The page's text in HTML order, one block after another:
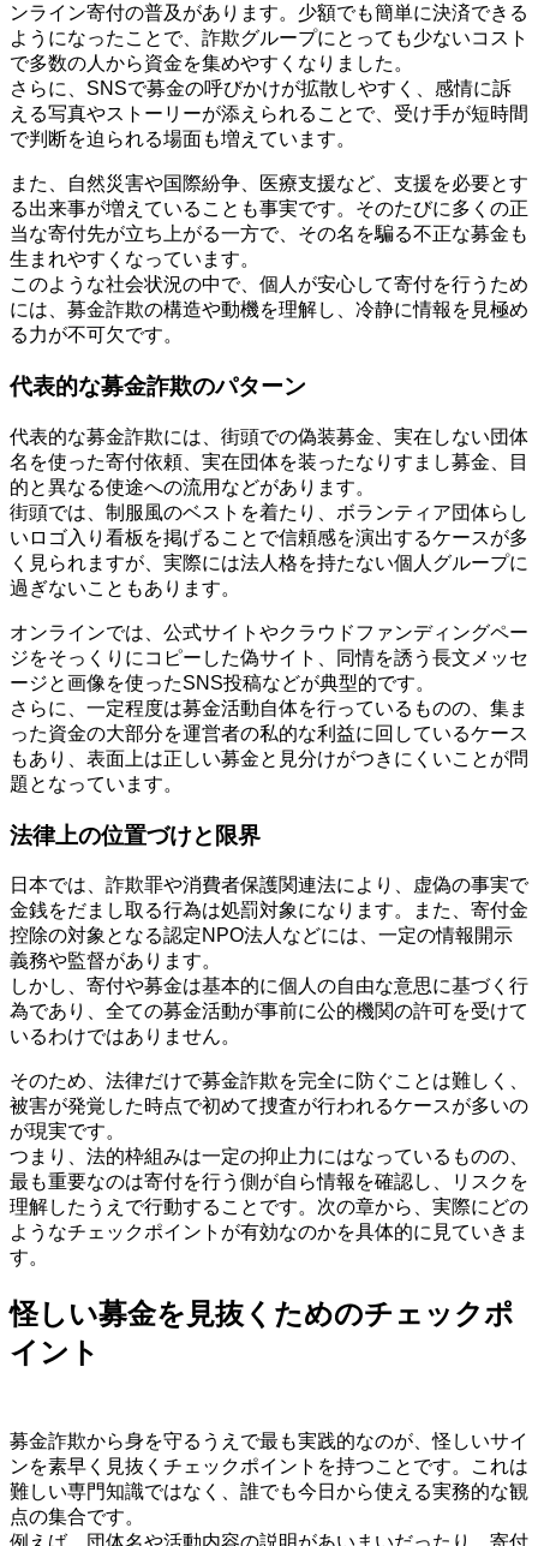
ンライン寄付の普及があります。少額でも簡単に決済できる
ようになったことで、詐欺グループにとっても少ないコスト
で多数の人から資金を集めやすくなりました。
さらに、SNSで募金の呼びかけが拡散しやすく、感情に訴
える写真やストーリーが添えられることで、受け手が短時間
で判断を迫られる場面も増えています。
また、自然災害や国際紛争、医療支援など、支援を必要とす
る出来事が増えていることも事実です。そのたびに多くの正
当な寄付先が立ち上がる一方で、その名を騙る不正な募金も
生まれやすくなっています。
このような社会状況の中で、個人が安心して寄付を行うため
には、募金詐欺の構造や動機を理解し、冷静に情報を見極め
る力が不可欠です。
代表的な募金詐欺のパターン
代表的な募金詐欺には、街頭での偽装募金、実在しない団体
名を使った寄付依頼、実在団体を装ったなりすまし募金、目
的と異なる使途への流用などがあります。
街頭では、制服風のベストを着たり、ボランティア団体らし
いロゴ入り看板を掲げることで信頼感を演出するケースが多
く見られますが、実際には法人格を持たない個人グループに
過ぎないこともあります。
オンラインでは、公式サイトやクラウドファンディングペー
ジをそっくりにコピーした偽サイト、同情を誘う長文メッセ
ージと画像を使ったSNS投稿などが典型的です。
さらに、一定程度は募金活動自体を行っているものの、集ま
った資金の大部分を運営者の私的な利益に回しているケース
もあり、表面上は正しい募金と見分けがつきにくいことが問
題となっています。
法律上の位置づけと限界
日本では、詐欺罪や消費者保護関連法により、虚偽の事実で
金銭をだまし取る行為は処罰対象になります。また、寄付金
控除の対象となる認定NPO法人などには、一定の情報開示
義務や監督があります。
しかし、寄付や募金は基本的に個人の自由な意思に基づく行
為であり、全ての募金活動が事前に公的機関の許可を受けて
いるわけではありません。
そのため、法律だけで募金詐欺を完全に防ぐことは難しく、
被害が発覚した時点で初めて捜査が行われるケースが多いの
が現実です。
つまり、法的枠組みは一定の抑止力にはなっているものの、
最も重要なのは寄付を行う側が自ら情報を確認し、リスクを
理解したうえで行動することです。次の章から、実際にどの
ようなチェックポイントが有効なのかを具体的に見ていきま
す。
怪しい募金を見抜くためのチェックポ
イント
募金詐欺から身を守るうえで最も実践的なのが、怪しいサイ
ンを素早く見抜くチェックポイントを持つことです。これは
難しい専門知識ではなく、誰でも今日から使える実務的な観
点の集合です。